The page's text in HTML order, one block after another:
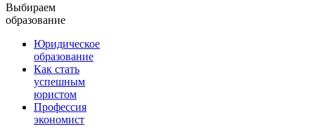
Выбираем
образование
Юридическое
образование
Как стать
успешным
юристом
Профессия
экономист